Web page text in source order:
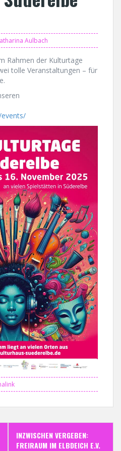
Aulbach
Rahmen der Kulturtage
tolle Veranstaltungen – für
INZWISCHEN VERGEBEN:
FREIRAUM IM ELBDEICH E.V.